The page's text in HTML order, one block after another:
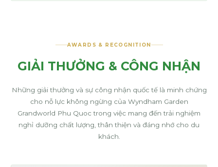
AWARDS & RECOGNITION
GIẢI THƯỞNG & CÔNG NHẬN
Những giải thưởng và sự công nhận quốc tế là minh chứng
cho nỗ lực không ngừng của Wyndham Garden
Grandworld Phu Quoc trong việc mang đến trải nghiệm
nghỉ dưỡng chất lượng, thân thiện và đáng nhớ cho du
khách.